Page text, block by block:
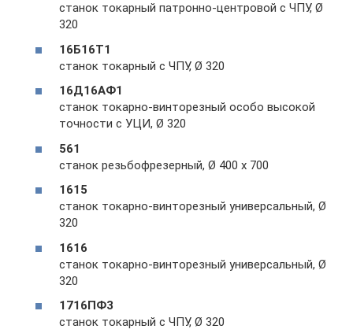
станок токарный патронно-центровой с ЧПУ, Ø
320
16Б16Т1
станок токарный с ЧПУ, Ø 320
16Д16АФ1
станок токарно-винторезный особо высокой
точности с УЦИ, Ø 320
561
станок резьбофрезерный, Ø 400 х 700
1615
станок токарно-винторезный универсальный, Ø
320
1616
станок токарно-винторезный универсальный, Ø
320
1716ПФ3
станок токарный с ЧПУ, Ø 320